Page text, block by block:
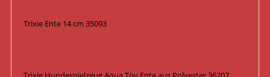
Trixie Ente 14 cm 35093